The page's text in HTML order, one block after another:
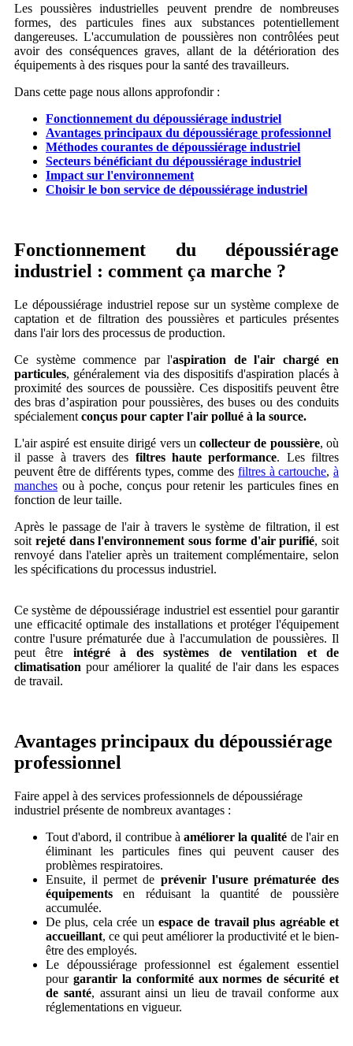
Les poussières industrielles peuvent prendre de nombreuses
formes, des particules fines aux substances potentiellement
dangereuses. L'accumulation de poussières non contrôlées peut
avoir des conséquences graves, allant de la détérioration des
équipements à des risques pour la santé des travailleurs.
Dans cette page nous allons approfondir :
Fonctionnement du dépoussiérage industriel
Avantages principaux du dépoussiérage professionnel
Méthodes courantes de dépoussiérage industriel
Secteurs bénéficiant du dépoussiérage industriel
Impact sur l'environnement
Choisir le bon service de dépoussiérage industriel
Fonctionnement du dépoussiérage
industriel : comment ça marche ?
Le dépoussiérage industriel repose sur un système complexe de
captation et de filtration des poussières et particules présentes
dans l'air lors des processus de production.
Ce système commence par l'aspiration de l'air chargé en
particules, généralement via des dispositifs d'aspiration placés à
proximité des sources de poussière. Ces dispositifs peuvent être
des bras d’aspiration pour poussières, des buses ou des conduits
spécialement conçus pour capter l'air pollué à la source.
L'air aspiré est ensuite dirigé vers uncollecteur de poussière, où
il passe à travers des filtres haute performance. Les filtres
peuvent être de différents types, comme des filtres à cartouche,à
manches ou à poche, conçus pour retenir les particules fines en
fonction de leur taille.
Après le passage de l'air à travers le système de filtration, il est
soit rejeté dans l'environnement sous forme d'air purifié, soit
renvoyé dans l'atelier après un traitement complémentaire, selon
les spécifications du processus industriel.
Ce système de dépoussiérage industriel est essentiel pour garantir
une efficacité optimale des installations et protéger l'équipement
contre l'usure prématurée due à l'accumulation de poussières. Il
peut être intégré à des systèmes de ventilation et de
climatisation pour améliorer la qualité de l'air dans les espaces
de travail.
Avantages principaux du dépoussiérage
professionnel
Faire appel à des services professionnels de dépoussiérage
industriel présente de nombreux avantages :
Tout d'abord, il contribue à améliorer la qualité de l'air en
éliminant les particules fines qui peuvent causer des
problèmes respiratoires.
Ensuite, il permet de prévenir l'usure prématurée des
équipements en réduisant la quantité de poussière
accumulée.
De plus, cela crée un espace de travail plus agréable et
accueillant, ce qui peut améliorer la productivité et le bien-
être des employés.
Le dépoussiérage professionnel est également essentiel
pour garantir la conformité aux normes de sécurité et
de santé, assurant ainsi un lieu de travail conforme aux
réglementations en vigueur.